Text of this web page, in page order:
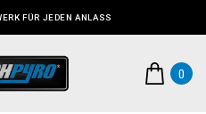
FÜR JEDEN ANLASS
0